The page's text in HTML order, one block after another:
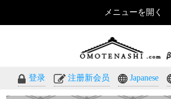
登录 注册新会员 Japanese
メニューを開く